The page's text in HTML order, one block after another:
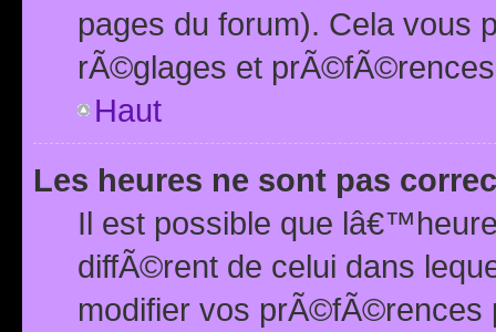
pages du forum). Cela vous
rÃ©glages et
Haut
Les heures ne sont pas
Il est possible que
diffÃ©rent de celui dans
modifier vos prÃ©fÃ©rences